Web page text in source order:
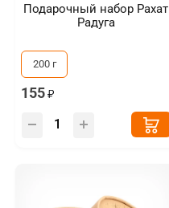
Подарочный набор Рахат
Радуга
200 г
155